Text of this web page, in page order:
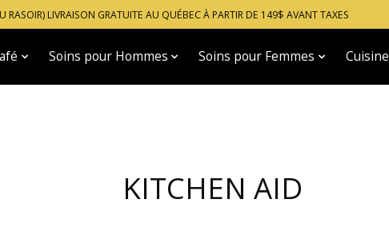
LIVRAISON GRATUITE AU QUÉBEC À PARTIR DE 149$ AVANT TAXES
Soins pour Hommes Soins pour Femmes Cuisine
KITCHEN AID